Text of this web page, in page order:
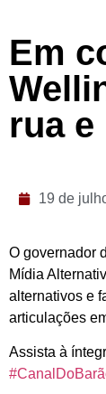
Em
rua e
19 de
O governador
Mídia
alternativos e
articulações
Assista à